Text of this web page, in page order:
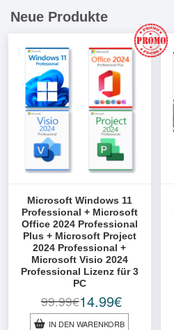
Neue Produkte
Microsoft Windows 11
Professional + Microsoft
Office 2024 Professional
Plus + Microsoft Project
2024 Professional +
Microsoft Visio 2024
Professional Lizenz für 3
PC
99.99€
Ursprünglicher
Preis
14.99€
Aktueller
PreisIN DEN WARENKORB